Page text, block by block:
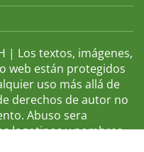
| Los textos, imágenes,
web están protegidos
uso más allá de
derechos de autor no
Abuso sera
logotipos y nombres